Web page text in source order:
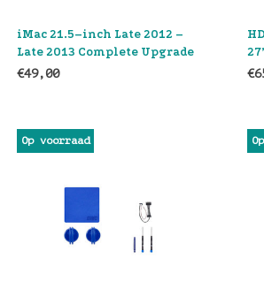
iMac 21.5–inch Late 2012 –
Late 2013 Complete Upgrade
Kit
€49,00
Op voorraad